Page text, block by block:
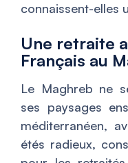
connaissent-elles
Une retraite
Français au
Le Maghreb ne
ses paysages
méditerranéen,
étés radieux,